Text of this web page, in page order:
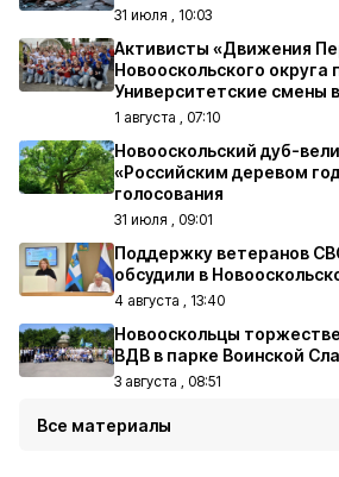
31 июля , 10:03
Активисты «Движения
Новооскольского округа
Университетские смены
1 августа , 07:10
Новооскольский дуб-
«Российским деревом
голосования
31 июля , 09:01
Поддержку ветеранов
обсудили в
4 августа , 13:40
Новооскольцы
ВДВ в парке Воинской
3 августа , 08:51
Все материалы